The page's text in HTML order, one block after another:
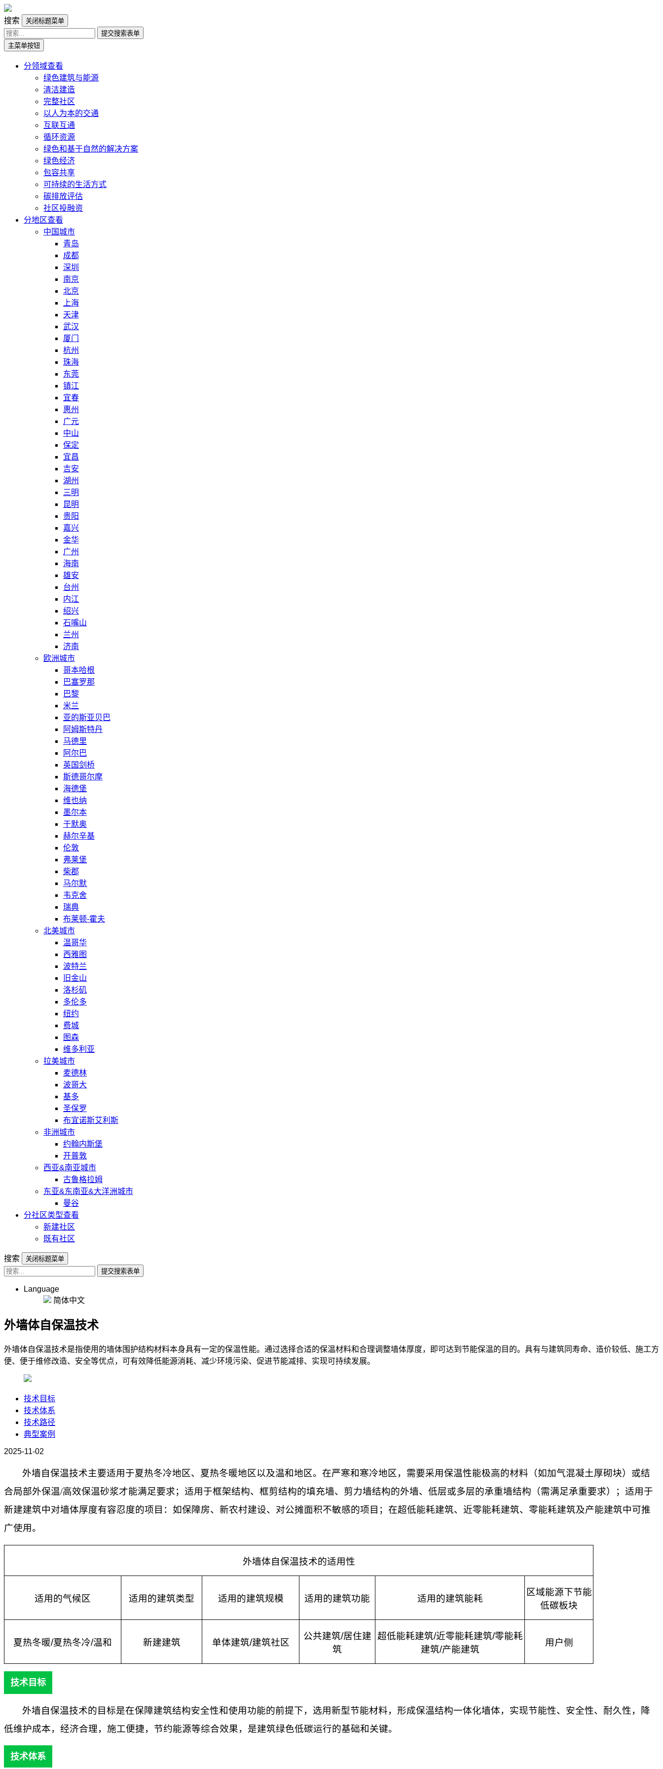
搜索
关闭标题菜单
提交搜索表单
主菜单按钮
分领域查看
绿色建筑与能源
清洁建造
完整社区
以人为本的交通
互联互通
循环资源
绿色和基于自然的解决方案
绿色经济
包容共享
可持续的生活方式
碳排放评估
社区投融资
分地区查看
中国城市
青岛
成都
深圳
南京
北京
上海
天津
武汉
厦门
杭州
珠海
东莞
镇江
宜春
惠州
广元
中山
保定
宜昌
吉安
湖州
三明
昆明
贵阳
嘉兴
金华
广州
海南
雄安
台州
内江
绍兴
石嘴山
兰州
济南
欧洲城市
哥本哈根
巴塞罗那
巴黎
米兰
亚的斯亚贝巴
阿姆斯特丹
马德里
阿尔巴
英国剑桥
斯德哥尔摩
海德堡
维也纳
墨尔本
于默奥
赫尔辛基
伦敦
弗莱堡
柴郡
马尔默
韦克舍
瑞典
布莱顿-霍夫
北美城市
温哥华
西雅图
波特兰
旧金山
洛杉矶
多伦多
纽约
费城
图森
维多利亚
拉美城市
麦德林
波哥大
基多
圣保罗
布宜诺斯艾利斯
非洲城市
约翰内斯堡
开普敦
西亚&南亚城市
古鲁格拉姆
东亚&东南亚&大洋洲城市
曼谷
分社区类型查看
新建社区
既有社区
搜索
关闭标题菜单
提交搜索表单
Language
简体中文
外墙体自保温技术
外墙体自保温技术是指使用的墙体围护结构材料本身具有一定的保温性能。通过选择合适的保温材料和合理调整墙体厚度，即可达到节能保温的目的。具有与建筑同寿命、造价较低、施工方
便、便于维修改造、安全等优点，可有效降低能源消耗、减少环境污染、促进节能减排、实现可持续发展。
技术目标
技术体系
技术路径
典型案例
2025-11-02
外墙自保温技术主要适用于夏热冬冷地区、夏热冬暖地区以及温和地区。在严寒和寒冷地区，需要采用保温性能极高的材料（如加气混凝土厚砌块）或结
合局部外保温/高效保温砂浆才能满足要求； 适用于框架结构、框剪结构的填充墙、 剪力墙结构的外墙、 低层或多层的承重墙结构（需满足承重要求）
；适用于
新建建筑中对墙体厚度有容忍度的项目： 如保障房、新农村建设、对公摊面积不敏感的项目 ；在超低能耗建筑、近零能耗建筑、零能耗建筑及产能建筑中可推
广使用。
外墙体自保温技术的适用性
适用的气候区 适用的建筑类型 适用的建筑规模 适用的建筑功能 适用的建筑能耗
区域能源下节能
低碳板块
夏热冬暖/夏热冬冷/温和 新建建筑 单体建筑/建筑社区
公共建筑/居住建
筑
超低能耗建筑/近零能耗建筑/零能耗
建筑/产能建筑
用户侧
技术目标
外墙自保温技术的目标是在保障建筑结构安全性和使用功能的前提下，选用新型节能材料，形成保温结构一体化墙体，实现节能性、安全性、耐久性，降
低维护成本，经济合理，施工便捷，节约能源等综合效果，是建筑绿色低碳运行的基础和关键。
技术体系